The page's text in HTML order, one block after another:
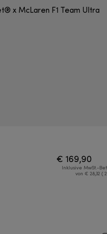
€ 169,90
Inklusive MwSt.-
von € 28,32 (